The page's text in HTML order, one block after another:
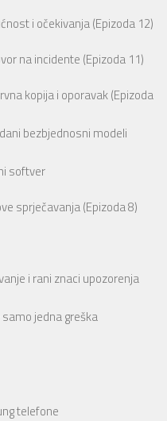
i očekivanja (Epizoda 12)
na incidente (Epizoda 11)
kopija i oporavak (Epizoda
bezbjednosni modeli
softver
sprječavanja (Epizoda 8)
i rani znaci upozorenja
jedna greška
telefone